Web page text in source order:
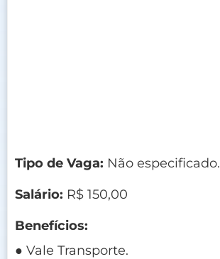
Tipo de Vaga: Não especificado.
Salário: R$ 150,00
Benefícios:
● Vale Transporte.